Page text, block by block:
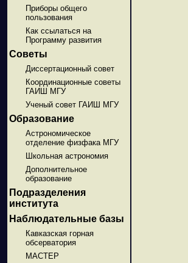
Приборы общего
пользования
Как ссылаться на
Программу развития
Советы
Диссертационный совет
Координационные советы
ГАИШ МГУ
Ученый совет ГАИШ МГУ
Образование
Астрономическое
отделение физфака МГУ
Школьная астрономия
Дополнительное
образование
Подразделения
института
Наблюдательные базы
Кавказская горная
обсерватория
МАСТЕР